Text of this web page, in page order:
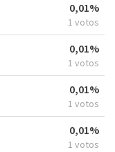
0,01%
1 votos
0,01%
1 votos
0,01%
1 votos
0,01%
1 votos